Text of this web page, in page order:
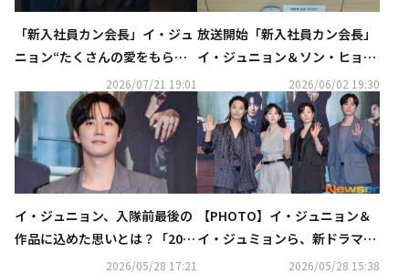
「新入社員カン会長」イ・ジュ
ニョン“たくさんの愛をもらっ
て入隊…感謝の気持ちでいっぱ
い”
2026/07/21 19:01
放送開始「新入社員カン会長」
イ・ジュニョン＆ソン・ヒョン
ジュ、魂が入れ替わる！？【ネ
タバレあり】
2026/06/02 19:30
イ・ジュニョン、入隊前最後の
作品に込めた思いとは？「20代
で最も並外れた俳優と言われた
2026/05/28 17:21
【PHOTO】イ・ジュニョン＆
イ・ジュミョンら、新ドラマ
「新入社員カン会長」制作発表
2026/05/28 15:38